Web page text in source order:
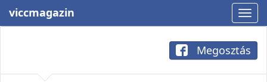
viccmagazin
Megosztás